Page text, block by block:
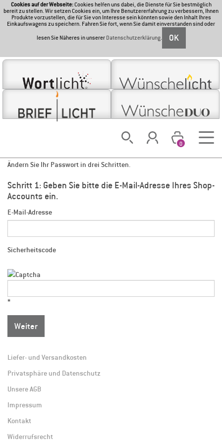
Cookies auf der Webseite:Cookies helfen uns dabei, die Dienste für Sie bestmöglich
bereit zu stellen. Wir setzen Cookies ein, um Ihre Benutzererfahrung zu verbessern, Ihnen
Produkte vorzustellen, die für Sie von Interesse sein könnten sowie den Inhalt Ihres
Einkaufswagens zu speichern. Fahren Sie fort, wenn Sie damit einverstanden sind oder
lesen Sie Näheres in unsererDatenschutzerklärung. OK
0
Ändern Sie Ihr Passwort in drei Schritten.
Schritt 1: Geben Sie bitte die E-Mail-Adresse Ihres Shop-
Accounts ein.
E-Mail-Adresse
Sicherheitscode
*
Weiter
Liefer- und Versandkosten
Privatsphäre und Datenschutz
Unsere AGB
Impressum
Kontakt
Widerrufsrecht